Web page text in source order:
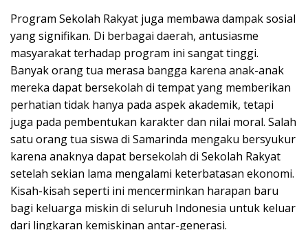
Program Sekolah Rakyat juga membawa dampak sosial
yang signifikan. Di berbagai daerah, antusiasme
masyarakat terhadap program ini sangat tinggi.
Banyak orang tua merasa bangga karena anak-anak
mereka dapat bersekolah di tempat yang memberikan
perhatian tidak hanya pada aspek akademik, tetapi
juga pada pembentukan karakter dan nilai moral. Salah
satu orang tua siswa di Samarinda mengaku bersyukur
karena anaknya dapat bersekolah di Sekolah Rakyat
setelah sekian lama mengalami keterbatasan ekonomi.
Kisah-kisah seperti ini mencerminkan harapan baru
bagi keluarga miskin di seluruh Indonesia untuk keluar
dari lingkaran kemiskinan antar-generasi.